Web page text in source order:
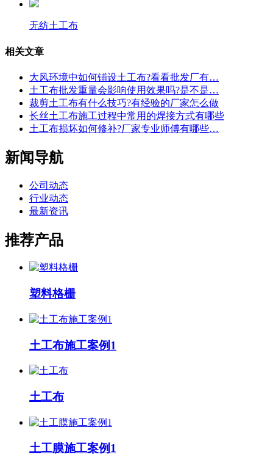
无纺土工布
相关文章
大风环境中如何铺设土工布?看看批发厂有…
土工布批发重量会影响使用效果吗?是不是…
裁剪土工布有什么技巧?有经验的厂家怎么做
长丝土工布施工过程中常用的焊接方式有哪些
土工布损坏如何修补?厂家专业师傅有哪些…
新闻导航
公司动态
行业动态
最新资讯
推荐产品
塑料格栅
土工布施工案例1
土工布
土工膜施工案例1